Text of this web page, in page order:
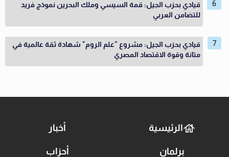
قيادي بحزب الجيل: قمة السيسي وملك البحرين نموذج فريد
للتضامن العربي
قيادي بحزب الجيل: مشروع "علم الروم" شهادة ثقة عالمية في
متانة وقوة الاقتصاد المصري
الرئيسية أخبار
برلمان أحزاب